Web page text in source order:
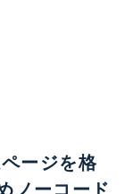
ージを格
ノーコード